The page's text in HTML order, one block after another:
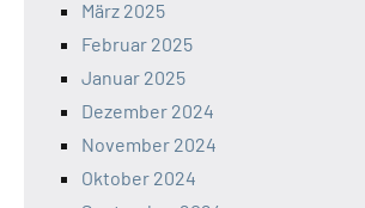
März 2025
Februar 2025
Januar 2025
Dezember 2024
November 2024
Oktober 2024